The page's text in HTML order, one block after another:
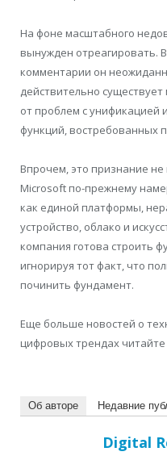
На фоне масштабного
вынужден отреагировать.
комментарии он
действительно
от проблем с унификацией
функций, востребованных
Впрочем, это признание не
Microsoft по-прежнему
как единой платформы,
устройство, облако и
компания готова строить
игнорируя тот факт, что
починить фундамент.
Еще больше новостей о
цифровых трендах читайте
Об авторе Недавние
Digital